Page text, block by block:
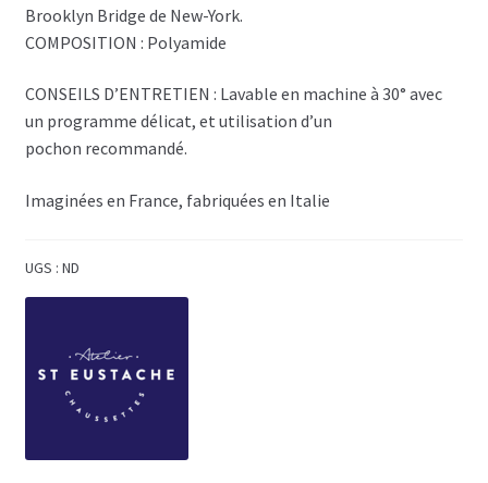
Brooklyn Bridge de New-York.
COMPOSITION : Polyamide
CONSEILS D’ENTRETIEN : Lavable en machine à 30° avec
un programme délicat, et utilisation d’un
pochon recommandé.
Imaginées en France, fabriquées en Italie
UGS : ND